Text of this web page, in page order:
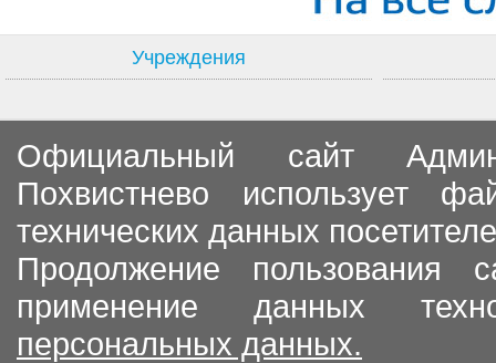
Учреждения
Официальный сайт
Похвистнево использует
технических данных
Продолжение пользования
применение данных
персональных данных.